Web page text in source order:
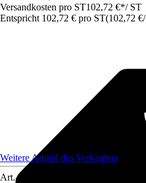
Versandkosten pro ST102,72 €*/ ST
Entspricht 102,72 € pro ST(102,72 €/
Weitere Artikel des Verkäufers
Art.-Nr.